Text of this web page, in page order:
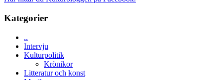
Kategorier
..
Intervju
Kulturpolitik
Krönikor
Litteratur och konst